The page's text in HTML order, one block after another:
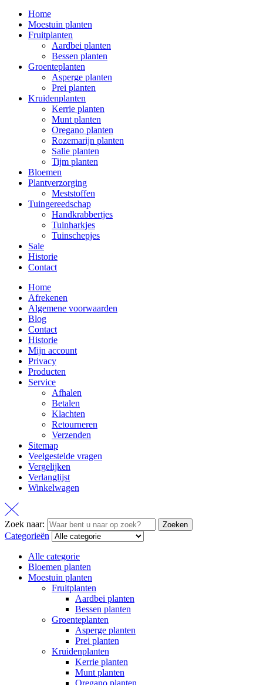
Home
Moestuin planten
Fruitplanten
Aardbei planten
Bessen planten
Groenteplanten
Asperge planten
Prei planten
Kruidenplanten
Kerrie planten
Munt planten
Oregano planten
Rozemarijn planten
Salie planten
Tijm planten
Bloemen
Plantverzorging
Meststoffen
Tuingereedschap
Handkrabbertjes
Tuinharkjes
Tuinschepjes
Sale
Historie
Contact
Home
Afrekenen
Algemene voorwaarden
Blog
Contact
Historie
Mijn account
Privacy
Producten
Service
Afhalen
Betalen
Klachten
Retourneren
Verzenden
Sitemap
Veelgestelde vragen
Vergelijken
Verlanglijst
Winkelwagen
Zoek naar: Zoeken
Categorieën
Alle categorie
Bloemen planten
Moestuin planten
Fruitplanten
Aardbei planten
Bessen planten
Groenteplanten
Asperge planten
Prei planten
Kruidenplanten
Kerrie planten
Munt planten
Oregano planten